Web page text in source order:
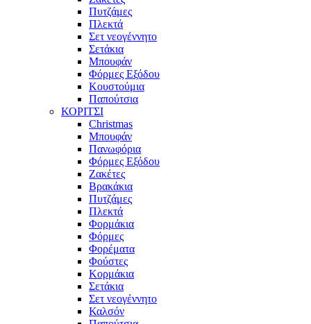
Πυτζάμες
Πλεκτά
Σετ νεογέννητο
Σετάκια
Μπουφάν
Φόρμες Εξόδου
Κουστούμια
Παπούτσια
ΚΟΡΙΤΣΙ
Christmas
Μπουφάν
Πανωφόρια
Φόρμες Εξόδου
Ζακέτες
Βρακάκια
Πυτζάμες
Πλεκτά
Φορμάκια
Φόρμες
Φορέματα
Φούστες
Κορμάκια
Σετάκια
Σετ νεογέννητο
Καλσόν